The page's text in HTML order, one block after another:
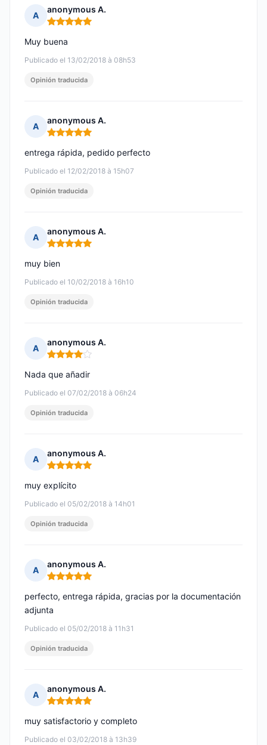
A
anonymous A.
Nota: 5 de 5
Publicado el 13/02/2018 à 08h53
Muy buena
Opinión traducida
A
anonymous A.
Nota: 5 de 5
Publicado el 12/02/2018 à 15h07
entrega rápida, pedido perfecto
Opinión traducida
A
anonymous A.
Nota: 5 de 5
Publicado el 10/02/2018 à 16h10
muy bien
Opinión traducida
A
anonymous A.
Nota: 4 de 5
Publicado el 07/02/2018 à 06h24
Nada que añadir
Opinión traducida
A
anonymous A.
Nota: 5 de 5
Publicado el 05/02/2018 à 14h01
muy explícito
Opinión traducida
A
anonymous A.
Nota: 5 de 5
Publicado el 05/02/2018 à 11h31
perfecto, entrega rápida, gracias por la documentación
adjunta
Opinión traducida
A
anonymous A.
Nota: 5 de 5
Publicado el 03/02/2018 à 13h39
muy satisfactorio y completo